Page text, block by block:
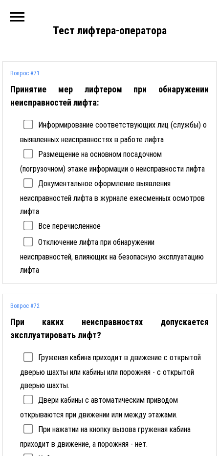
Тест лифтера-оператора
Вопрос #71
Принятие мер лифтером при обнаружении
неисправностей лифта:
Информирование соответствующих лиц (службы) о
выявленных неисправностях в работе лифта
Размещение на основном посадочном
(погрузочном) этаже информации о неисправности лифта
Документальное оформление выявления
неисправностей лифта в журнале ежесменных осмотров
лифта
Все перечисленное
Отключение лифта при обнаружении
неисправностей, влияющих на безопасную эксплуатацию
лифта
Вопрос #72
При каких неисправностях допускается
эксплуатировать лифт?
Груженая кабина приходит в движение с открытой
дверью шахты или кабины или порожняя - с открытой
дверью шахты.
Двери кабины с автоматическим приводом
открываются при движении или между этажами.
При нажатии на кнопку вызова груженая кабина
приходит в движение, а порожняя - нет.